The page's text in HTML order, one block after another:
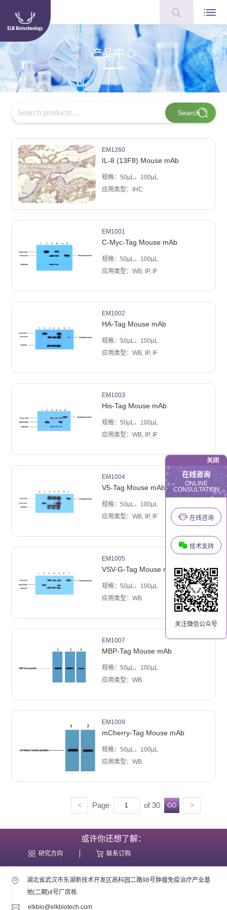
产品中心
EM1260
IL-8 (13F8) Mouse mAb
规格：50µL、100µL
应用类型：IHC
EM1001
C-Myc-Tag Mouse mAb
规格：50µL、100µL
应用类型：WB, IP, IF
EM1002
HA-Tag Mouse mAb
规格：50µL、100µL
应用类型：WB, IP, IF
EM1003
His-Tag Mouse mAb
规格：50µL、100µL
应用类型：WB, IP, IF
EM1004
V5-Tag Mouse mAb
规格：50µL、100µL
应用类型：WB, IP, IF
EM1005
VSV-G-Tag Mouse mAb
规格：50µL、100µL
应用类型：WB
EM1007
MBP-Tag Mouse mAb
规格：50µL、100µL
应用类型：WB
EM1009
mCherry-Tag Mouse mAb
规格：50µL、100µL
应用类型：WB
< Page of 30 >
或许你还想了解：
研究方向 联系订购
湖北省武汉市东湖新技术开发区高科园二路98号肿瘤免疫治疗产业基
地(二期)4号厂房栋
elkbio@elkbiotech.com
关闭
在线咨询
ONLINE
CONSULTATION
在线咨询
技术支持
关注微信公众号